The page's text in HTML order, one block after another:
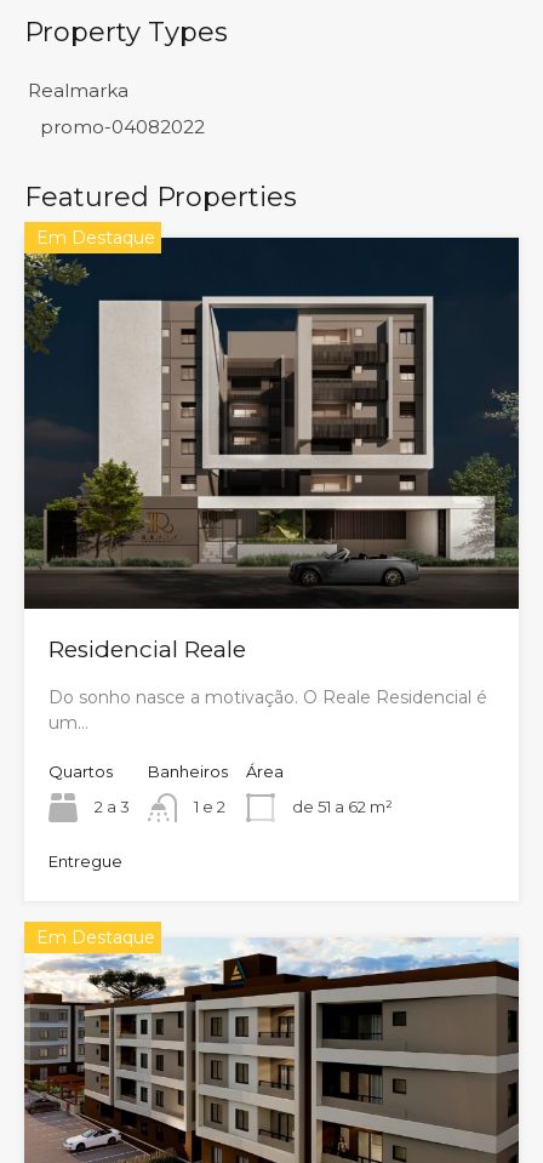
Property Types
Realmarka
promo-04082022
Featured Properties
Em Destaque
Residencial Reale
Do sonho nasce a motivação. O Reale Residencial é
um…
Quartos
2 a 3
Banheiros
1 e 2
Área
de 51 a 62 m²
Entregue
Em Destaque